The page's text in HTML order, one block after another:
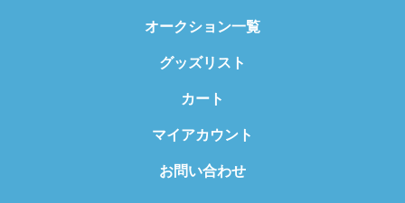
オークション一覧
グッズリスト
カート
マイアカウント
お問い合わせ